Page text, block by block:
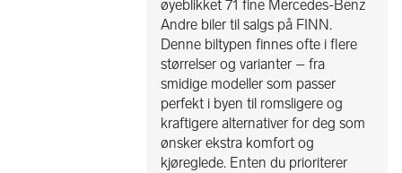
øyeblikket 71 fine Mercedes-Benz
Andre biler til salgs på FINN.
Denne biltypen finnes ofte i flere
størrelser og varianter – fra
smidige modeller som passer
perfekt i byen til romsligere og
kraftigere alternativer for deg som
ønsker ekstra komfort og
kjøreglede. Enten du prioriterer